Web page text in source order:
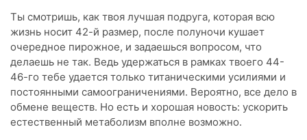
Ты смотришь, как твоя лучшая подруга, которая всю
жизнь носит 42-й размер, после полуночи кушает
очередное пирожное, и задаешься вопросом, что
делаешь не так. Ведь удержаться в рамках твоего 44-
46-го тебе удается только титаническими усилиями и
постоянными самоограничениями. Вероятно, все дело в
обмене веществ. Но есть и хорошая новость: ускорить
естественный метаболизм вполне возможно.